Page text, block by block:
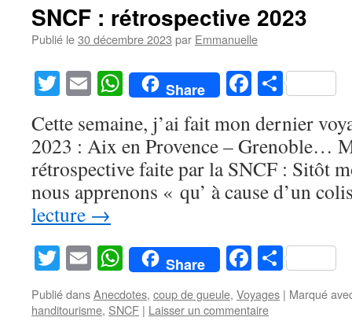
SNCF : rétrospective 2023
Publié le30 décembre 2023 par Emmanuelle
Twitter
EmailWhatsApp
Share Facebook
Cette semaine, j’ai fait mon dernier
2023 : Aix en Provence – Grenoble…
rétrospective faite par la SNCF : Sitôt
nous apprenons « qu’ à cause d’un
lecture →
Twitter
EmailWhatsApp
Share Facebook
Publié dansAnecdotes, coup de gueule, Voyages | Marqué
handitourisme, SNCF | Laisser un commentaire